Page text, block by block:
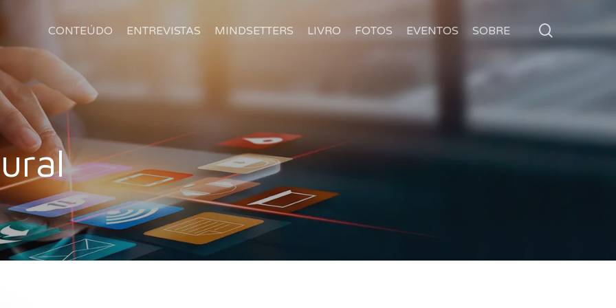
CONTEÚDO ENTREVISTAS MINDSETTERS LIVRO FOTOS EVENTOS SOBRE